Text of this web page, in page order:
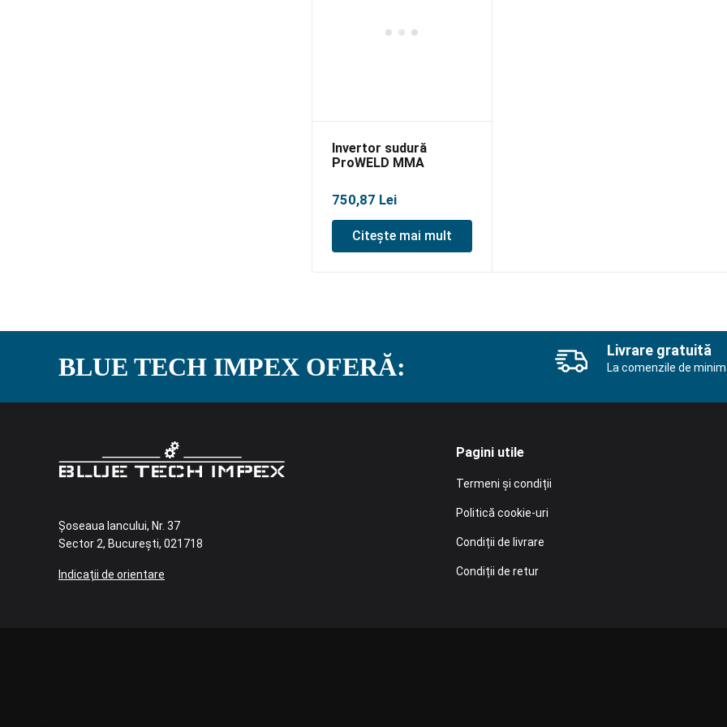
Invertor sudură
ProWELD MMA
750,87 Lei
Citește mai mult
BLUE TECH IMPEX OFERĂ:
Livrare gratuită
La comenzile de
Șoseaua Iancului, Nr. 37
Sector 2, București, 021718
Indicații de orientare
Pagini utile
Termeni și condiții
Politică cookie-uri
Condiții de livrare
Condiții de retur